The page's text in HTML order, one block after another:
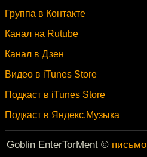
Группа в Контакте
Канал на Rutube
Канал в Дзен
Видео в iTunes Store
Подкаст в iTunes Store
Подкаст в Яндекс.Музыка
Goblin EnterTorMent © письмо